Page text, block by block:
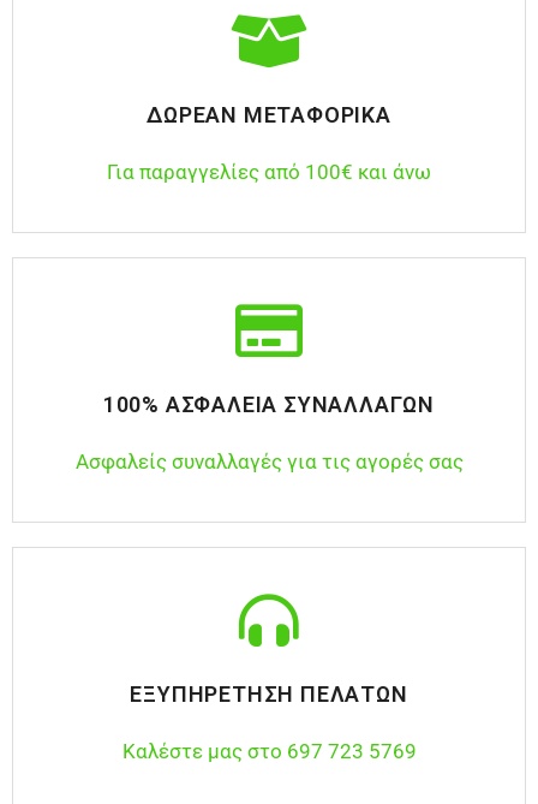
ΔΩΡΕΆΝ ΜΕΤΑΦΟΡΙΚΆ
Για παραγγελίες από 100€ και άνω
100% ΑΣΦΆΛΕΙΑ ΣΥΝΑΛΛΑΓΏΝ
Ασφαλείς συναλλαγές για τις αγορές σας
ΕΞΥΠΗΡΈΤΗΣΗ ΠΕΛΑΤΏΝ
Καλέστε μας στο 697 723 5769